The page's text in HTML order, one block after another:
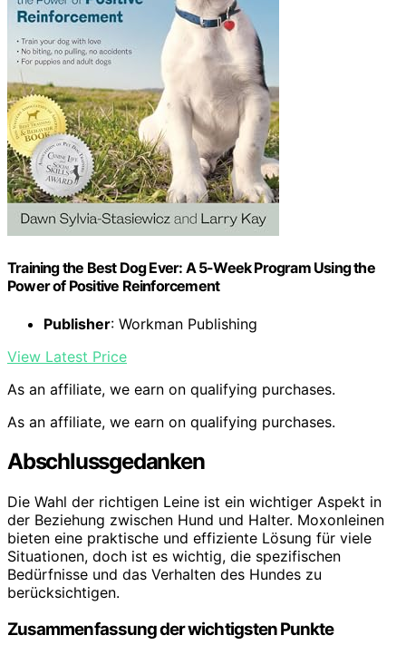
Training the Best Dog Ever: A 5-Week Program Using the
Power of Positive Reinforcement
Publisher: Workman Publishing
View Latest Price
As an affiliate, we earn on qualifying purchases.
As an affiliate, we earn on qualifying purchases.
Abschlussgedanken
Die Wahl der richtigen Leine ist ein wichtiger Aspekt in
der Beziehung zwischen Hund und Halter. Moxonleinen
bieten eine praktische und effiziente Lösung für viele
Situationen, doch ist es wichtig, die spezifischen
Bedürfnisse und das Verhalten des Hundes zu
berücksichtigen.
Zusammenfassung der wichtigsten Punkte